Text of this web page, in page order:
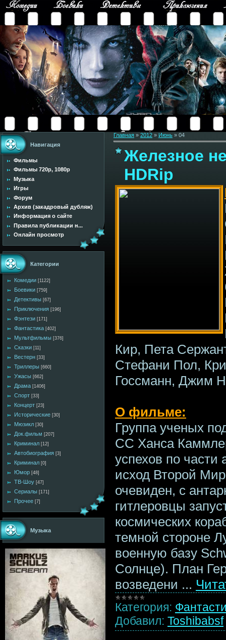
Навигация
Фильмы
Фильмы 720p, 1080p
Музыка
Игры
Форум
Архив (закадровый дубляж)
Информация о сайте
Правила публикации н...
Онлайн просмотр
Категории
Комедии [1122]
Боевики [759]
Детективы [67]
Приключения [196]
Фэнтези [171]
Фантастика [402]
Мультфильмы [376]
Сказки [11]
Вестерн [33]
Триллеры [660]
Ужасы [662]
Драма [1406]
Спорт [33]
Концерт [23]
Исторические [30]
Мюзикл [30]
Док.фильм [207]
Криминал [12]
Автобиография [3]
Криминал [0]
Юмор [48]
ТВ-Шоу [47]
Сериалы [171]
Прочее [7]
Музыка
Главная » 2012 » Июнь » 04
Железное
HDRip
Кир, Пета
Стефани Пол,
Госсманн, Джим
О фильме:
Группа ученых
СС Ханса
успехов по части
исход Второй
очевиден, с
гитлеровцы
космических
темной стороне
военную базу
Солнце). План
возведени ...
Категория:
Добавил: Toshibabsf